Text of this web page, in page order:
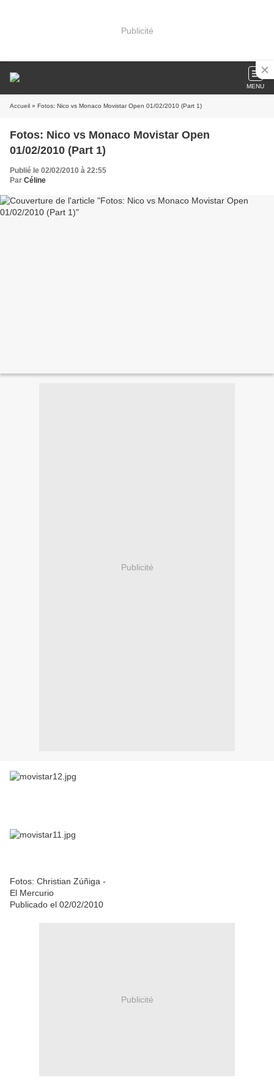
Publicité
MENU
Accueil » Fotos: Nico vs Monaco Movistar Open 01/02/2010 (Part 1)
Fotos: Nico vs Monaco Movistar Open
01/02/2010 (Part 1)
Publié le 02/02/2010 à 22:55
Par Céline
Publicité
Fotos: Christian Zúñiga -
El Mercurio
Publicado el 02/02/2010
Publicité